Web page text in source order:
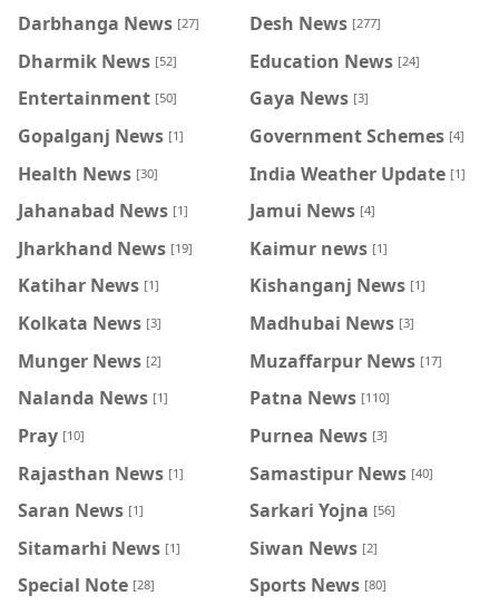
Darbhanga News [27] Desh News [277]
Dharmik News [52] Education News [24]
Entertainment [50] Gaya News [3]
Gopalganj News [1] Government Schemes [4]
Health News [30] India Weather Update [1]
Jahanabad News [1] Jamui News [4]
Jharkhand News [19] Kaimur news [1]
Katihar News [1] Kishanganj News [1]
Kolkata News [3] Madhubai News [3]
Munger News [2] Muzaffarpur News [17]
Nalanda News [1] Patna News [110]
Pray [10] Purnea News [3]
Rajasthan News [1] Samastipur News [40]
Saran News [1] Sarkari Yojna [56]
Sitamarhi News [1] Siwan News [2]
Special Note [28] Sports News [80]